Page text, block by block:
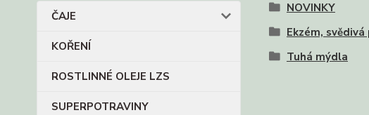
ČAJE
KOŘENÍ
ROSTLINNÉ OLEJE LZS
SUPERPOTRAVINY
NOVINKY
Ekzém, svědivá
Tuhá mýdla